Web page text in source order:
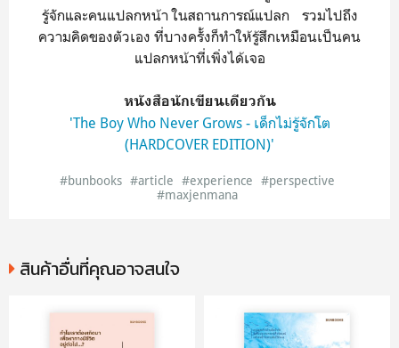
รู้จักและคนแปลกหน้า ในสถานการณ์แปลก รวมไปถึง
ความคิดของตัวเอง ที่บางครั้งก็ทำให้รู้สึกเหมือนเป็นคน
แปลกหน้าที่เพิ่งได้เจอ
หนังสือนักเขียนเดียวกัน
'The Boy Who Never Grows - เด็กไม่รู้จักโต
(HARDCOVER EDITION)'
#bunbooks #article #experience #perspective
#maxjenmana
สินค้าอื่นที่คุณอาจสนใจ